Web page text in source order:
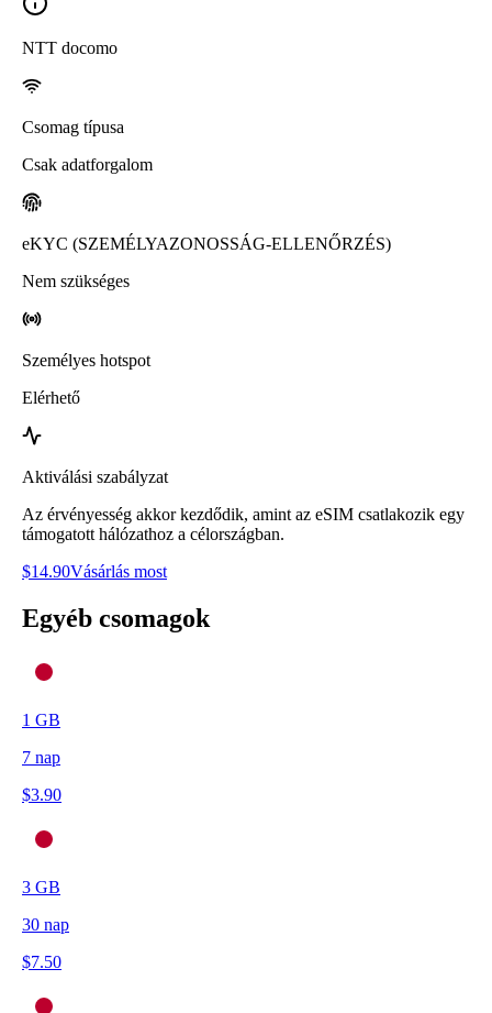
NTT docomo
Csomag típusa
Csak adatforgalom
eKYC (SZEMÉLYAZONOSSÁG-ELLENŐRZÉS)
Nem szükséges
Személyes hotspot
Elérhető
Aktiválási szabályzat
Az érvényesség akkor kezdődik, amint az eSIM csatlakozik egy
támogatott hálózathoz a célországban.
$14.90Vásárlás most
Egyéb csomagok
1 GB
7 nap
$3.90
3 GB
30 nap
$7.50